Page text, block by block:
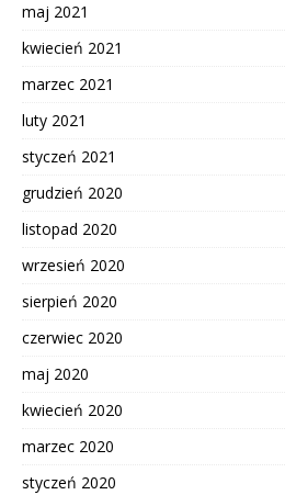
maj 2021
kwiecień 2021
marzec 2021
luty 2021
styczeń 2021
grudzień 2020
listopad 2020
wrzesień 2020
sierpień 2020
czerwiec 2020
maj 2020
kwiecień 2020
marzec 2020
styczeń 2020